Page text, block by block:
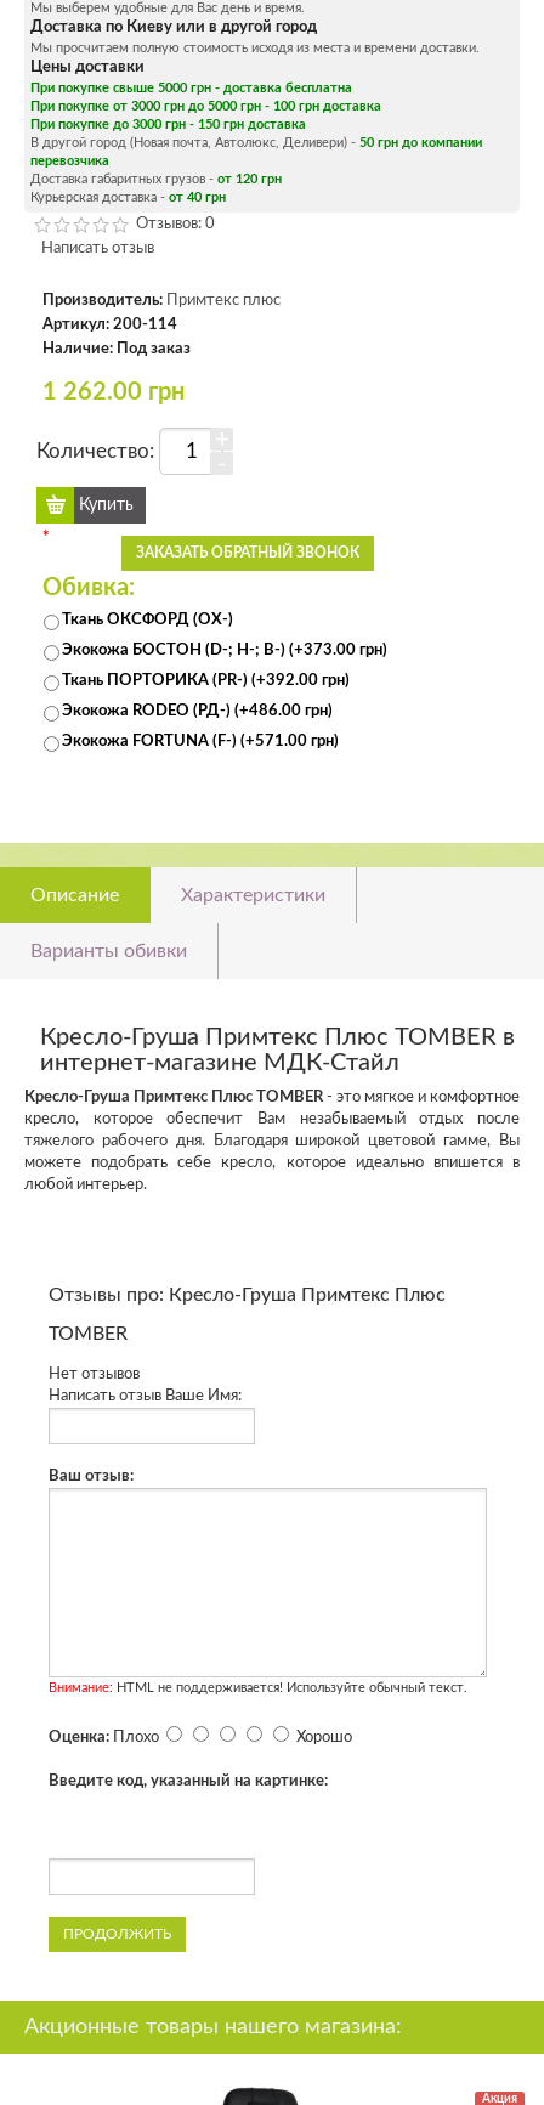
Мы выберем удобные для Вас день и время.
Доставка по Киеву или в другой город
Мы просчитаем полную стоимость исходя из места и времени доставки.
Цены доставки
При покупке свыше 5000 грн - доставка бесплатна
При покупке от 3000 грн до 5000 грн - 100 грн доставка
При покупке до 3000 грн - 150 грн доставка
В другой город (Новая почта, Автолюкс, Деливери) - 50 грн до компании
перевозчика
Доставка габаритных грузов - от 120 грн
Курьерская доставка - от 40 грн
Отзывов: 0
Написать отзыв
Производитель:
Примтекс плюс
Артикул: 200-114
Наличие: Под заказ
1 262.00 грн
Количество:
ЗАКАЗАТЬ ОБРАТНЫЙ ЗВОНОК
*
Обивка:
Ткань ОКСФОРД (ОХ-)
Экокожа БОСТОН (D-; H-; В-) (+373.00 грн)
Ткань ПОРТОРИКА (PR-) (+392.00 грн)
Экокожа RODEO (РД-) (+486.00 грн)
Экокожа FORTUNA (F-) (+571.00 грн)
Описание Характеристики
Варианты обивки
Кресло-Груша Примтекс Плюс TOMBER в
интернет-магазине МДК-Стайл
Кресло-Груша Примтекс Плюс TOMBER- это мягкое и комфортное
кресло, которое обеспечит Вам незабываемый отдых после
тяжелого рабочего дня. Благодаря широкой цветовой гамме, Вы
можете подобрать себе кресло, которое идеально впишется в
любой интерьер.
Отзывы про: Кресло-Груша Примтекс Плюс
TOMBER
Нет отзывов
Написать отзыв Ваше Имя:
Ваш отзыв:
Внимание: HTML не поддерживается! Используйте обычный текст.
Оценка: Плохо Хорошо
Введите код, указанный на картинке:
ПРОДОЛЖИТЬ
Акционные товары нашего магазина:
Акция